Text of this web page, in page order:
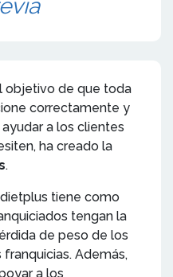
objetivo de que toda
correctamente y
a los clientes
ha creado la
.
tiene como
tengan la
de peso de los
Además,
a los